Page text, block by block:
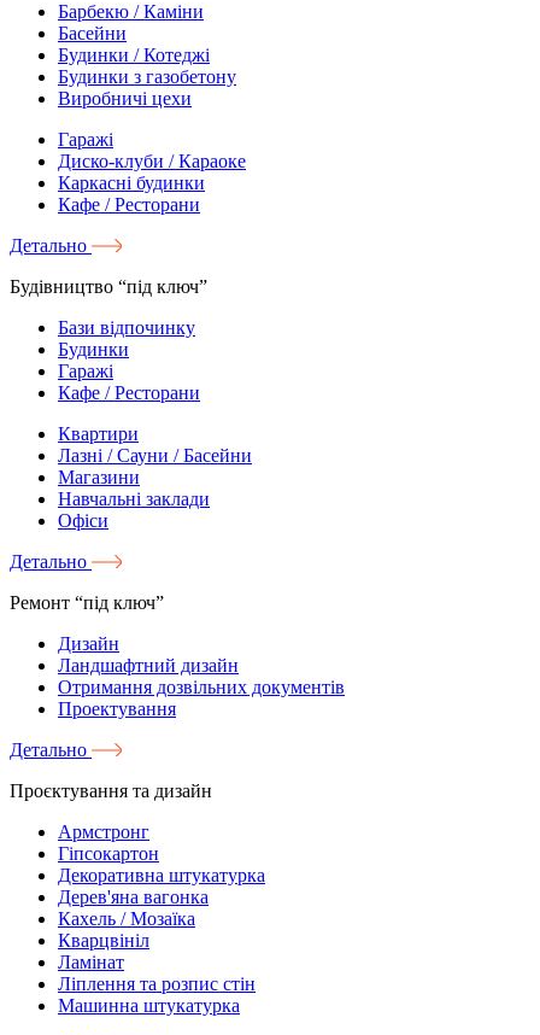
Барбекю / Каміни
Басейни
Будинки / Котеджі
Будинки з газобетону
Виробничі цехи
Гаражі
Диско-клуби / Караоке
Каркасні будинки
Кафе / Ресторани
Детально
Будівництво “під ключ”
Бази відпочинку
Будинки
Гаражі
Кафе / Ресторани
Квартири
Лазні / Сауни / Басейни
Магазини
Навчальні заклади
Офіси
Детально
Ремонт “під ключ”
Дизайн
Ландшафтний дизайн
Отримання дозвільних документів
Проектування
Детально
Проєктування та дизайн
Армстронг
Гіпсокартон
Декоративна штукатурка
Дерев'яна вагонка
Кахель / Мозаїка
Кварцвініл
Ламінат
Ліплення та розпис стін
Машинна штукатурка